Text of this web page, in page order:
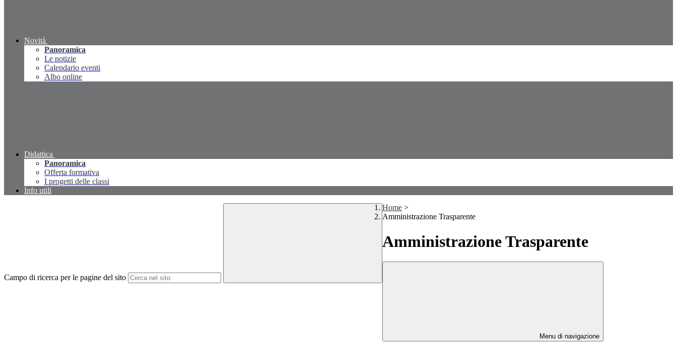
Novità
Panoramica
Le notizie
Calendario eventi
Albo online
Didattica
Panoramica
Offerta formativa
I progetti delle classi
Info utili
Campo di ricerca per le pagine del sito
Home >
Amministrazione Trasparente
Amministrazione Trasparente
Menu di navigazione